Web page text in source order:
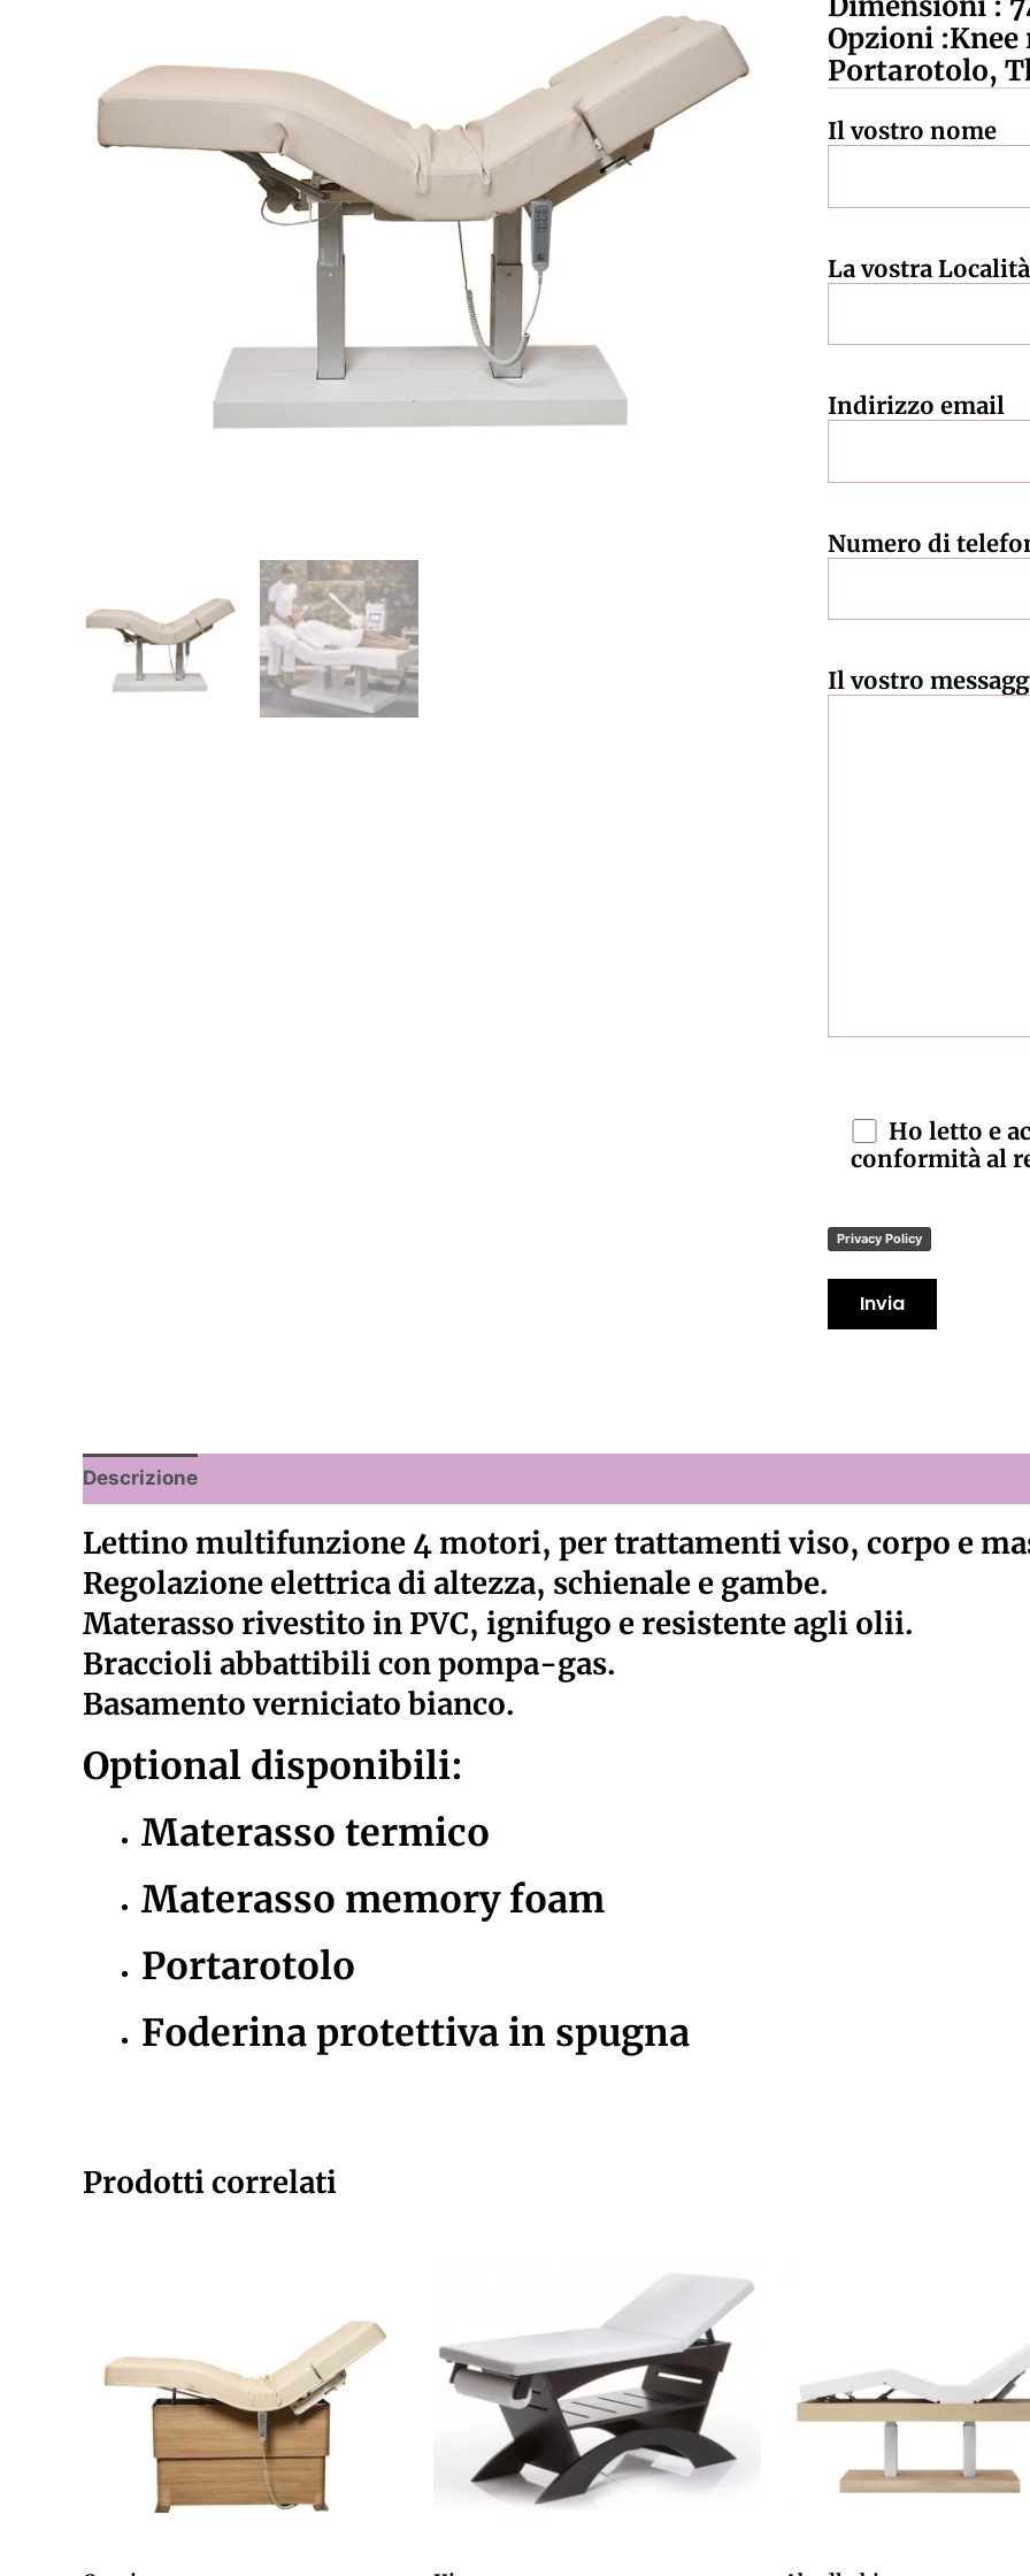
Opzioni
Portarotolo,
Il vostro nome
La vostra Località
Indirizzo email
Numero di
Il vostro
Ho letto e
conformità al
Privacy Policy
Descrizione
Lettino multifunzione 4 motori, per trattamenti viso, corpo e
Regolazione elettrica di altezza, schienale e gambe.
Materasso rivestito in PVC, ignifugo e resistente agli olii.
Braccioli abbattibili con pompa-gas.
Basamento verniciato bianco.
Optional disponibili:
Materasso termico
Materasso memory foam
Portarotolo
Foderina protettiva in spugna
Prodotti correlati